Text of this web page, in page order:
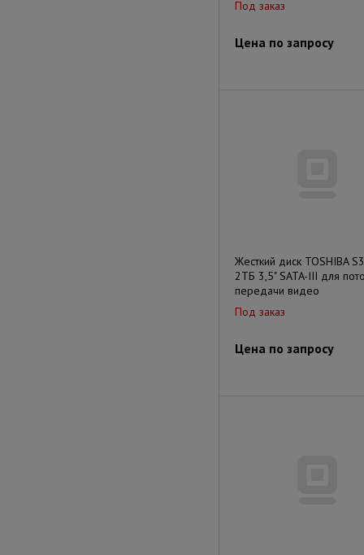
Под заказ
Цена по запросу
Жесткий диск TOSHIBA
2ТБ 3,5" SATA-III для
передачи видео
Под заказ
Цена по запросу